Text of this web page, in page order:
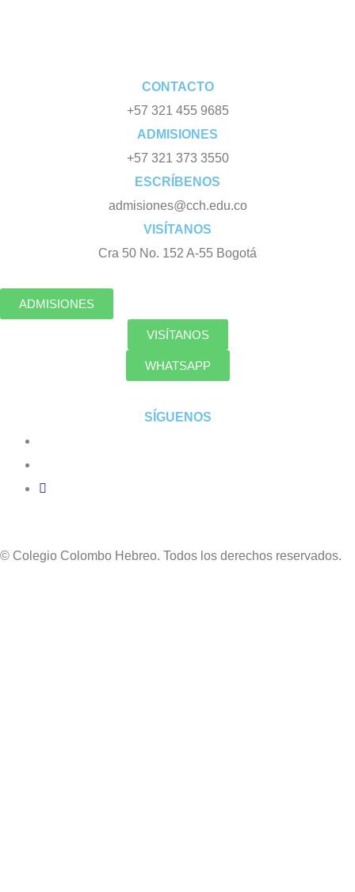
CONTACTO
+57 321 455 9685
ADMISIONES
+57 321 373 3550
ESCRÍBENOS
admisiones@cch.edu.co
VISÍTANOS
Cra 50 No. 152 A-55 Bogotá
ADMISIONES
VISÍTANOS
WHATSAPP
SÍGUENOS
© Colegio Colombo Hebreo. Todos los derechos reservados.